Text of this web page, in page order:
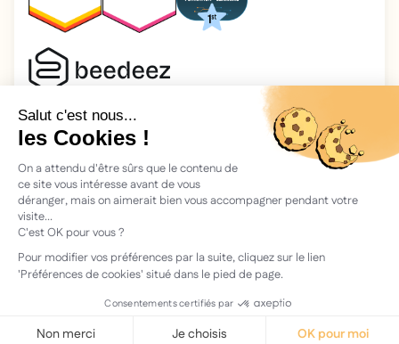
2026 Beedeez. Tous droits réservés.
Mentions légales
Beedeez, c’est une start-up fondée en 2015 par quatre férus
d’apprentissage : Morgan, Rémi, Quentin, Julien, avec une
vision simple : faciliter l'apprentissage et la transmission des